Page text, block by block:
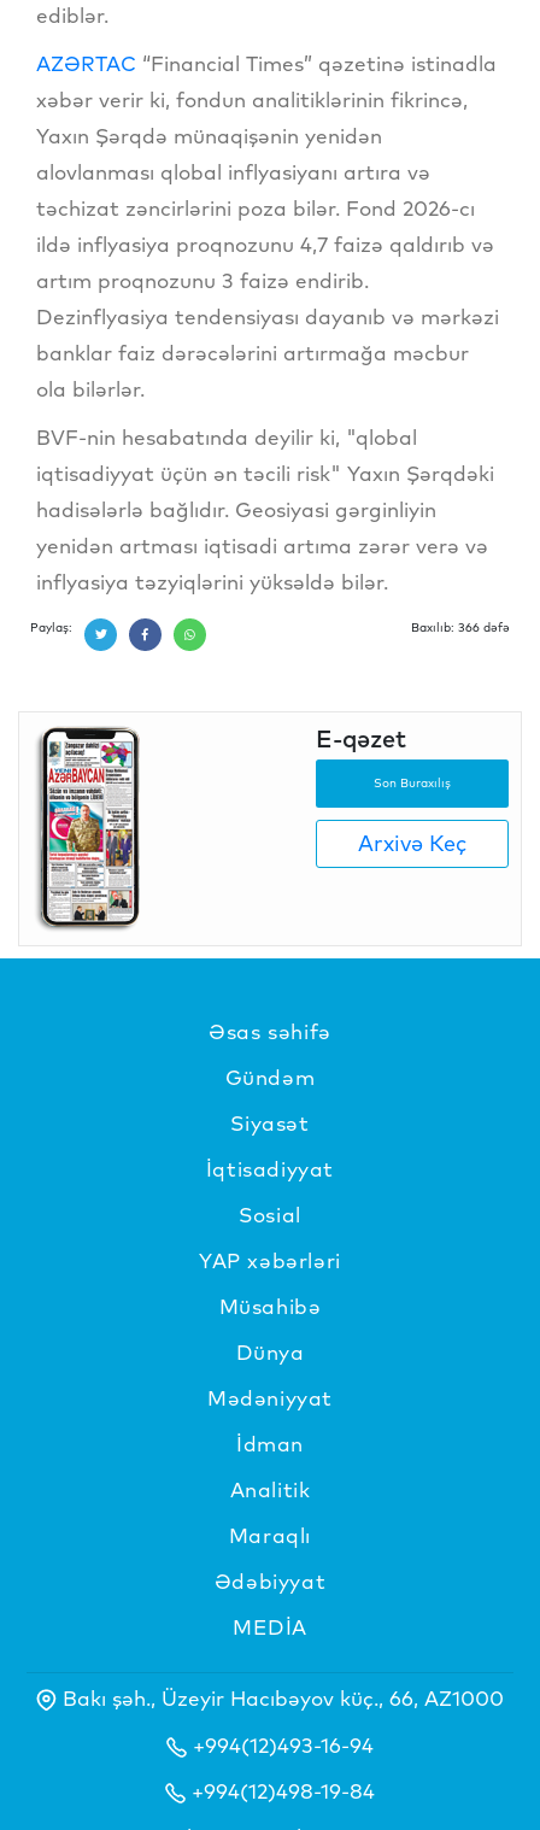
ediblər.
AZƏRTAC “Financial Times” qəzetinə istinadla
xəbər verir ki, fondun analitiklərinin fikrincə,
Yaxın Şərqdə münaqişənin yenidən
alovlanması qlobal inflyasiyanı artıra və
təchizat zəncirlərini poza bilər. Fond 2026-cı
ildə inflyasiya proqnozunu 4,7 faizə qaldırıb və
artım proqnozunu 3 faizə endirib.
Dezinflyasiya tendensiyası dayanıb və mərkəzi
banklar faiz dərəcələrini artırmağa məcbur
ola bilərlər.
BVF-nin hesabatında deyilir ki, "qlobal
iqtisadiyyat üçün ən təcili risk" Yaxın Şərqdəki
hadisələrlə bağlıdır. Geosiyasi gərginliyin
yenidən artması iqtisadi artıma zərər verə və
inflyasiya təzyiqlərini yüksəldə bilər.
Paylaş: Baxılıb: 366 dəfə
E-qəzet
Son Buraxılış
Arxivə Keç
Əsas səhifə
Gündəm
Siyasət
İqtisadiyyat
Sosial
YAP xəbərləri
Müsahibə
Dünya
Mədəniyyat
İdman
Analitik
Maraqlı
Ədəbiyyat
MEDİA
Bakı şəh., Üzeyir Hacıbəyov küç., 66, AZ1000
+994(12)493-16-94
+994(12)498-19-84